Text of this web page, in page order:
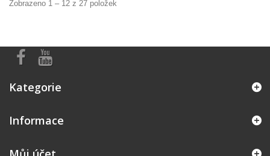
Zobrazeno 1 – 12 z 27 položek
Kategorie
Informace